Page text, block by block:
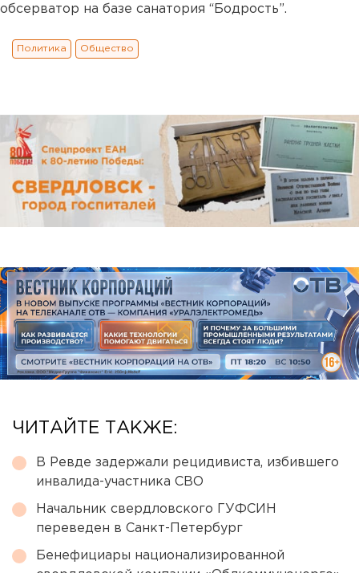
обсерватор на базе санатория “Бодрость”.
Политика Общество
ЧИТАЙТЕ ТАКЖЕ:
В Ревде задержали рецидивиста, избившего
инвалида-участника СВО
Начальник свердловского ГУФСИН
переведен в Санкт-Петербург
Бенефициары национализированной